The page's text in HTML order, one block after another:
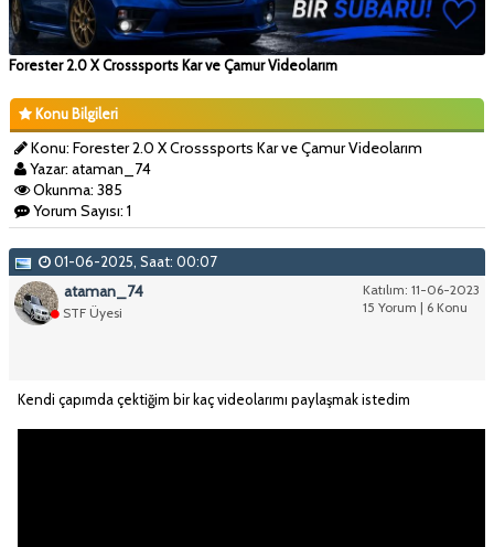
Forester 2.0 X Crosssports Kar ve Çamur Videolarım
Konu Bilgileri
Konu: Forester 2.0 X Crosssports Kar ve Çamur Videolarım
Yazar: ataman_74
Okunma: 385
Yorum Sayısı: 1
01-06-2025, Saat: 00:07
Katılım: 11-06-2023
15 Yorum | 6 Konu
ataman_74
STF Üyesi
Kendi çapımda çektiğim bir kaç videolarımı paylaşmak istedim